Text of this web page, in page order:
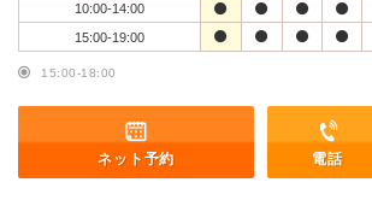
10:00-14:00
15:00-19:00
15:00-18:00
ネット予約 電話